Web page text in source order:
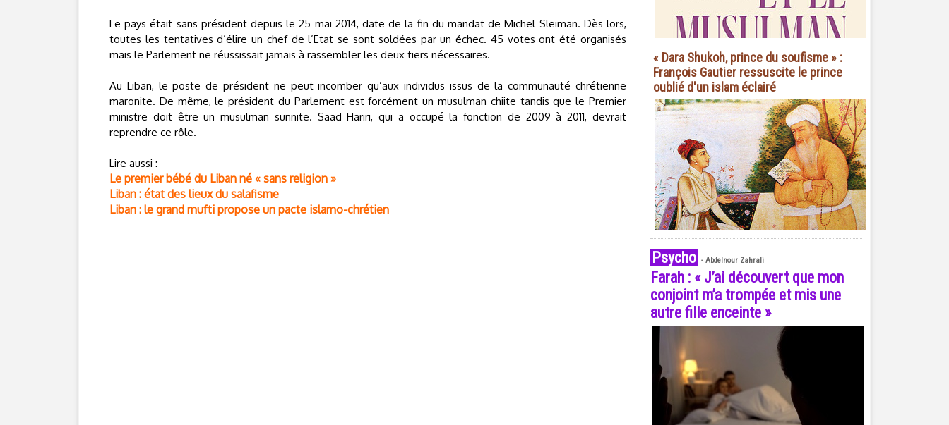
Le pays était sans président depuis le 25 mai 2014, date de la fin du mandat de Michel Sleiman. Dès lors,
toutes les tentatives d’élire un chef de l’Etat se sont soldées par un échec. 45 votes ont été organisés
mais le Parlement ne réussissait jamais à rassembler les deux tiers nécessaires.
Au Liban, le poste de président ne peut incomber qu’aux individus issus de la communauté chrétienne
maronite. De même, le président du Parlement est forcément un musulman chiite tandis que le Premier
ministre doit être un musulman sunnite. Saad Hariri, qui a occupé la fonction de 2009 à 2011, devrait
reprendre ce rôle.
Lire aussi :
Le premier bébé du Liban né « sans religion »
Liban : état des lieux du salafisme
Liban : le grand mufti propose un pacte islamo-chrétien
« Dara Shukoh, prince du soufisme » :
François Gautier ressuscite le prince
oublié d'un islam éclairé
Psycho - Abdelnour Zahrali
Farah : « J’ai découvert que mon
conjoint m’a trompée et mis une
autre fille enceinte »